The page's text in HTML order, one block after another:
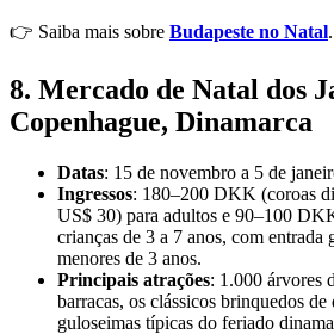
👉 Saiba mais sobre Budapeste no Natal.
8. Mercado de Natal dos
Copenhague, Dinamarca
Datas: 15 de novembro a 5 de
Ingressos: 180–200 DKK (coroas
US$ 30) para adultos e 90–100
crianças de 3 a 7 anos, com entrada
menores de 3 anos.
Principais atrações: 1.000 árvores
barracas, os clássicos brinquedos
guloseimas típicas do feriado